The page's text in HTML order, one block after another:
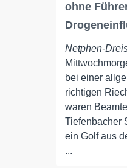
ohne
Netphen-
bei einer
richtigen
waren
Tiefenbacher
ein Golf aus
...